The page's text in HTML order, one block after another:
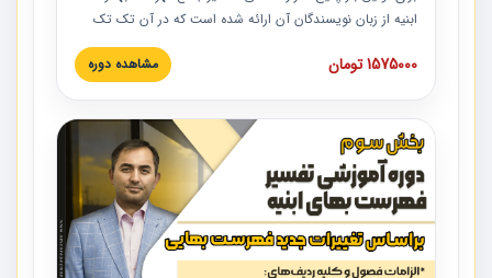
ابنیه از زبان نویسندگان آن ارائه شده است که در آن تک تک
ردیف ها و مطالب فهرست بها تفسیر و ارائه شده است. این
دوره به صورت کامل تصویری بوده و به همراه تصاویر عملیات
دوره با کلام مهندس علیرضاحسین‌زاده مدیر پروژه مهندسی
مشاور در امر بازنگری فهرست بها رشته ابنیه ارائه شده و به تمام
همکارانی که در حوزه صنعت ساخت در حال فعالیت هستند حتما
توصیه می کنیم از مطالب این دوره استفاده نمایند.
1575000 تومان مشاهده دوره